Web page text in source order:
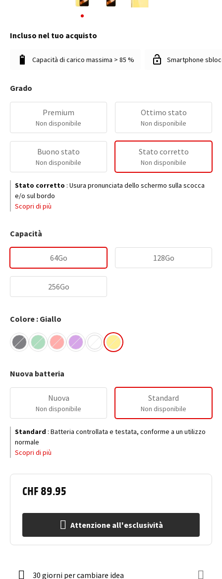
Incluso nel tuo acquisto
Capacità di carico massima > 85 % Smartphone
CHF 89.95
Attenzione all'esclusività
Grado
Premium
Non disponibile
Ottimo stato
Non disponibile
Buono stato
Non disponibile
Stato corretto
Non disponibile
Stato corretto : Usura pronunciata dello schermo sulla scocca
e/o sul bordo
Scopri di più
Capacità
64Go 128Go
256Go
Colore : Giallo
Nuova batteria
Nuova
Non disponibile
Standard
Non disponibile
Standard : Batteria controllata e testata, conforme a un utilizzo
normale
Scopri di più
30 giorni per cambiare idea